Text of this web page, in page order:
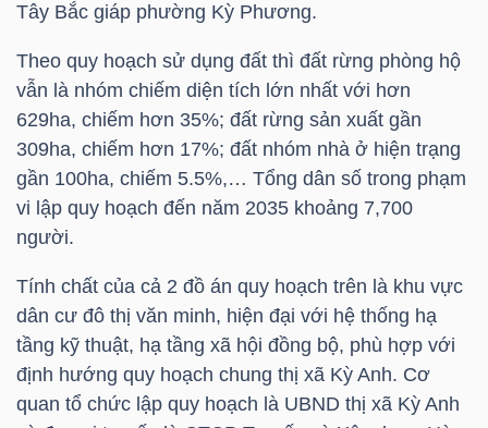
Tây Bắc giáp phường Kỳ Phương.
Theo quy hoạch sử dụng đất thì đất rừng phòng hộ
vẫn là nhóm chiếm diện tích lớn nhất với hơn
629ha, chiếm hơn 35%; đất rừng sản xuất gần
309ha, chiếm hơn 17%; đất nhóm nhà ở hiện trạng
gần 100ha, chiếm 5.5%,… Tổng dân số trong phạm
vi lập quy hoạch đến năm 2035 khoảng 7,700
người.
Tính chất của cả 2 đồ án quy hoạch trên là khu vực
dân cư đô thị văn minh, hiện đại với hệ thống hạ
tầng kỹ thuật, hạ tầng xã hội đồng bộ, phù hợp với
định hướng quy hoạch chung thị xã Kỳ Anh. Cơ
quan tổ chức lập quy hoạch là UBND thị xã Kỳ Anh
DƯƠNG
TÀI
CHÍNH
CÁ
NHÂN
PHÂN
TÍCH
VIETSTOCKFINANCE